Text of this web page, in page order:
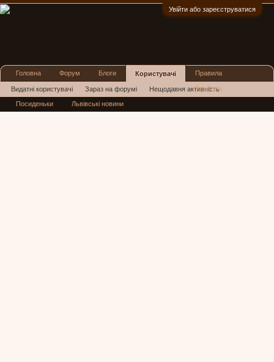
Увійти або зареєструватися
Головна Форум Блоги Користувачі
Видатні користувачі Зараз на форумі Нещодавня активність
Нові повідомлення профілю
Правила
Реклама
Посиденьки Львівські новини